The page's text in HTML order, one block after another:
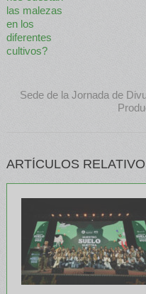
Sede de la Jornada de
ARTÍCULOS